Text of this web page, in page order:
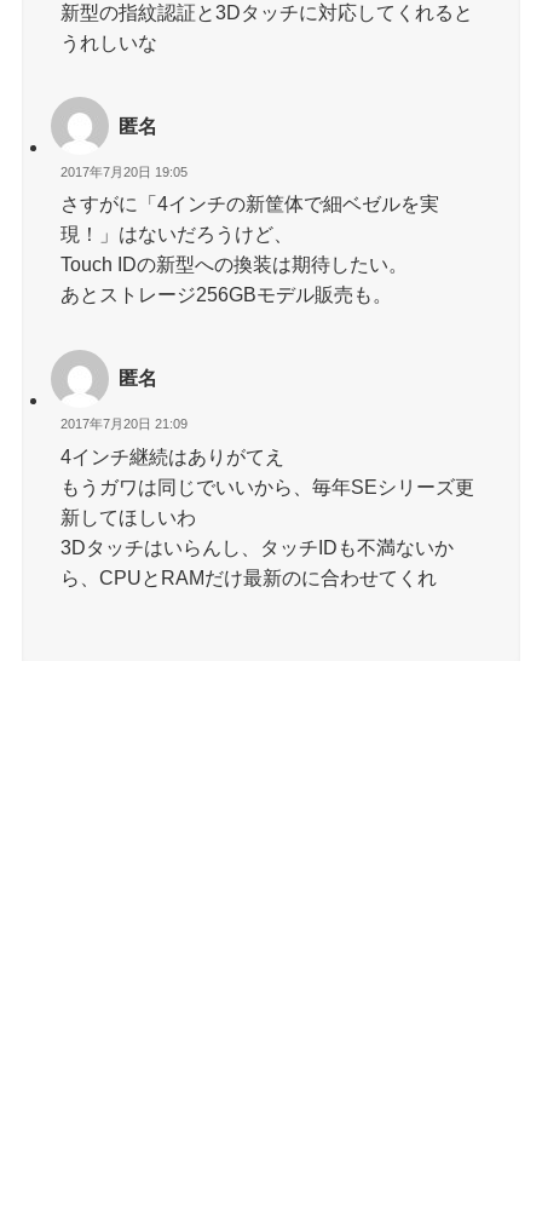
新型の指紋認証と3Dタッチに対応してくれると
うれしいな
匿名
2017年7月20日 19:05
さすがに「4インチの新筐体で細ベゼルを実
現！」はないだろうけど、
Touch IDの新型への換装は期待したい。
あとストレージ256GBモデル販売も。
匿名
2017年7月20日 21:09
4インチ継続はありがてえ
もうガワは同じでいいから、毎年SEシリーズ更
新してほしいわ
3Dタッチはいらんし、タッチIDも不満ないか
ら、CPUとRAMだけ最新のに合わせてくれ